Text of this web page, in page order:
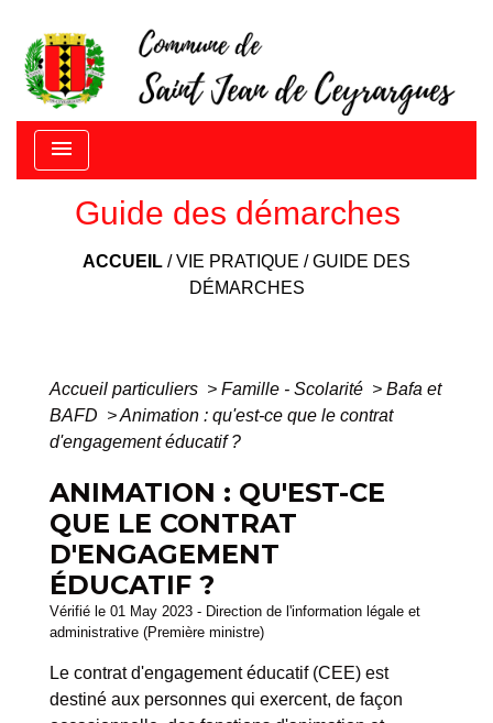
menu
Guide des démarches
ACCUEIL /VIE PRATIQUE /GUIDE DES
DÉMARCHES
Accueil particuliers > Famille - Scolarité > Bafa et
BAFD >Animation : qu'est-ce que le contrat
d'engagement éducatif ?
ANIMATION : QU'EST-CE
QUE LE CONTRAT
D'ENGAGEMENT
ÉDUCATIF ?
Vérifié le 01 May 2023 - Direction de l'information légale et
administrative (Première ministre)
Le contrat d'engagement éducatif (CEE) est
destiné aux personnes qui exercent, de façon